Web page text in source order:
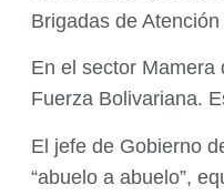
Brigadas de
En el sector Mamera
Fuerza Bolivariana.
El jefe de Gobierno
“abuelo a abuelo”,